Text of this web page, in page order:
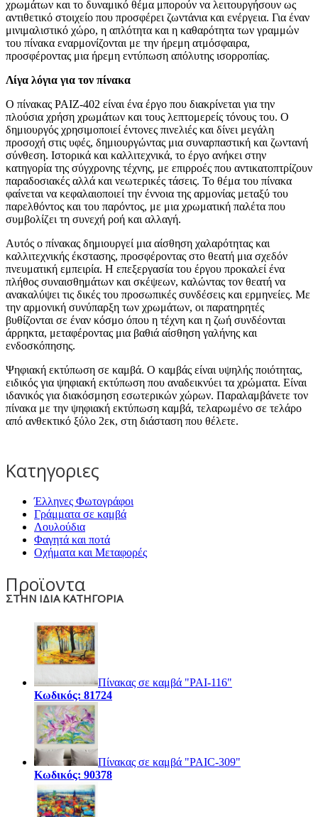
χρωμάτων και το δυναμικό θέμα μπορούν να λειτουργήσουν ως
αντιθετικό στοιχείο που προσφέρει ζωντάνια και ενέργεια. Για έναν
μινιμαλιστικό χώρο, η απλότητα και η καθαρότητα των γραμμών
του πίνακα εναρμονίζονται με την ήρεμη ατμόσφαιρα,
προσφέροντας μια ήρεμη εντύπωση απόλυτης ισορροπίας.
Λίγα λόγια για τον πίνακα
Ο πίνακας PAIZ-402 είναι ένα έργο που διακρίνεται για την
πλούσια χρήση χρωμάτων και τους λεπτομερείς τόνους του. Ο
δημιουργός χρησιμοποιεί έντονες πινελιές και δίνει μεγάλη
προσοχή στις υφές, δημιουργώντας μια συναρπαστική και ζωντανή
σύνθεση. Ιστορικά και καλλιτεχνικά, το έργο ανήκει στην
κατηγορία της σύγχρονης τέχνης, με επιρροές που αντικατοπτρίζουν
παραδοσιακές αλλά και νεωτερικές τάσεις. Το θέμα του πίνακα
φαίνεται να κεφαλαιοποιεί την έννοια της αρμονίας μεταξύ του
παρελθόντος και του παρόντος, με μια χρωματική παλέτα που
συμβολίζει τη συνεχή ροή και αλλαγή.
Αυτός ο πίνακας δημιουργεί μια αίσθηση χαλαρότητας και
καλλιτεχνικής έκστασης, προσφέροντας στο θεατή μια σχεδόν
πνευματική εμπειρία. Η επεξεργασία του έργου προκαλεί ένα
πλήθος συναισθημάτων και σκέψεων, καλώντας τον θεατή να
ανακαλύψει τις δικές του προσωπικές συνδέσεις και ερμηνείες. Με
την αρμονική συνύπαρξη των χρωμάτων, οι παρατηρητές
βυθίζονται σε έναν κόσμο όπου η τέχνη και η ζωή συνδέονται
άρρηκτα, μεταφέροντας μια βαθιά αίσθηση γαλήνης και
ενδοσκόπησης.
Ψηφιακή εκτύπωση σε καμβά. Ο καμβάς είναι υψηλής ποιότητας,
ειδικός για ψηφιακή εκτύπωση που αναδεικνύει τα χρώματα. Είναι
ιδανικός για διακόσμηση εσωτερικών χώρων. Παραλαμβάνετε τον
πίνακα με την ψηφιακή εκτύπωση καμβά, τελαρωμένο σε τελάρο
από ανθεκτικό ξύλο 2εκ, στη διάσταση που θέλετε.
Κατηγοριες
Έλληνες Φωτογράφοι
Γράμματα σε καμβά
Λουλούδια
Φαγητά και ποτά
Οχήματα και Μεταφορές
Προϊοντα
ΣΤΗΝ ΙΔΙΑ ΚΑΤΗΓΟΡΙΑ
Πίνακας σε καμβά "PAI-116"
Κωδικός: 81724
Πίνακας σε καμβά "PAIC-309"
Κωδικός: 90378